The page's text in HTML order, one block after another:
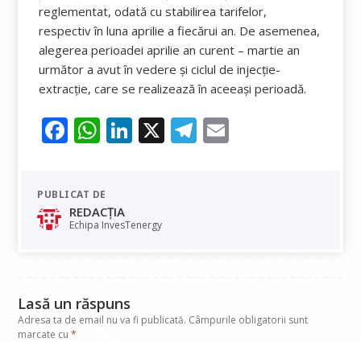
reglementat, odată cu stabilirea tarifelor,
respectiv în luna aprilie a fiecărui an. De asemenea,
alegerea perioadei aprilie an curent – martie an
următor a avut în vedere şi ciclul de injecţie-
extracţie, care se realizează în aceeaşi perioadă.
F
e
b
o
W
at
s
A
Li
dI
X T
PUBLICAT DE
REDACȚIA
Echipa InvesTenergy
Lasă un răspuns
Adresa ta de email nu va fi publicată. Câmpurile obligatorii sunt
marcate cu*